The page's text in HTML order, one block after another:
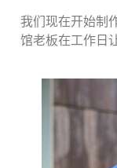
我们现在开始制
馆老板在工作日